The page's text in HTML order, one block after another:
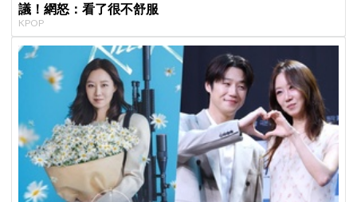
議！網怒：看了很不舒服
KPOP